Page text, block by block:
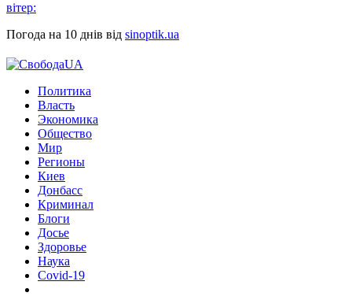
вітер:
Погода на 10 днів від sinoptik.ua
Политика
Власть
Экономика
Общество
Мир
Регионы
Киев
Донбасс
Криминал
Блоги
Досье
Здоровье
Наука
Covid-19